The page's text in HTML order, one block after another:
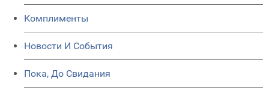
Комплименты
Новости И События
Пока, До Свидания